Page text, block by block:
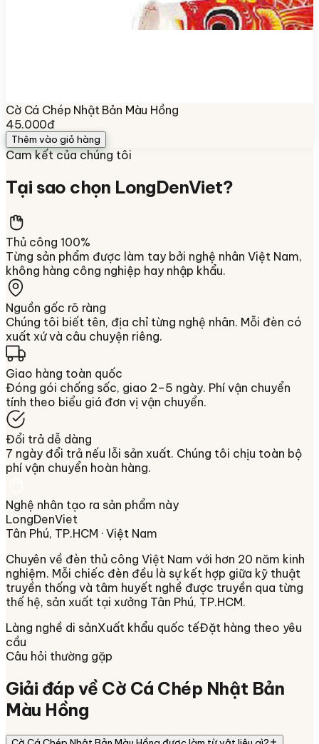
Cờ Cá Chép Nhật Bản Màu Hồng
45.000đ
Thêm vào giỏ hàng
Cam kết của chúng tôi
Tại sao chọn LongDenViet?
Thủ công 100%
Từng sản phẩm được làm tay bởi nghệ nhân Việt Nam,
không hàng công nghiệp hay nhập khẩu.
Nguồn gốc rõ ràng
Chúng tôi biết tên, địa chỉ từng nghệ nhân. Mỗi đèn có
xuất xứ và câu chuyện riêng.
Giao hàng toàn quốc
Đóng gói chống sốc, giao 2–5 ngày. Phí vận chuyển
tính theo biểu giá đơn vị vận chuyển.
Đổi trả dễ dàng
7 ngày đổi trả nếu lỗi sản xuất. Chúng tôi chịu toàn bộ
phí vận chuyển hoàn hàng.
Nghệ nhân tạo ra sản phẩm này
LongDenViet
Tân Phú, TP.HCM · Việt Nam
Chuyên về đèn thủ công Việt Nam với hơn 20 năm kinh
nghiệm. Mỗi chiếc đèn đều là sự kết hợp giữa kỹ thuật
truyền thống và tâm huyết nghề được truyền qua từng
thế hệ, sản xuất tại xưởng Tân Phú, TP.HCM.
Làng nghề di sảnXuất khẩu quốc tếĐặt hàng theo yêu
cầu
Câu hỏi thường gặp
Giải đáp về Cờ Cá Chép Nhật Bản
Màu Hồng